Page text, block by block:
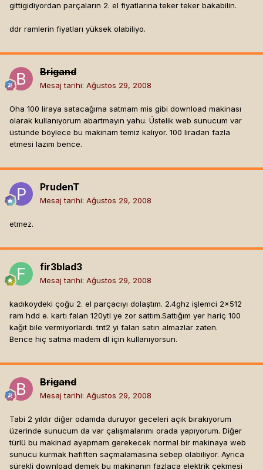
gittigidiyordan parçaların 2. el fiyatlarına teker teker bakabilin.
ddr ramlerin fiyatları yüksek olabiliyo.
Brigand
Mesaj tarihi: Ağustos 29, 2008
Oha 100 liraya satacağıma satmam mis gibi download makinası
olarak kullanıyorum abartmayın yahu. Üstelik web sunucum var
üstünde böylece bu makinam temiz kalıyor. 100 liradan fazla
etmesi lazım bence.
PrudenT
Mesaj tarihi: Ağustos 29, 2008
etmez.
fir3blad3
Mesaj tarihi: Ağustos 29, 2008
kadıkoydeki çoğu 2. el parçacıyı dolaştım. 2.4ghz işlemci 2x512
ram hdd e. kartı falan 120ytl ye zor sattım.Sattığım yer hariç 100
kağıt bile vermiyorlardı. tnt2 yi falan satın almazlar zaten.
Bence hiç satma madem dl için kullanıyorsun.
Brigand
Mesaj tarihi: Ağustos 29, 2008
Tabi 2 yıldır diğer odamda duruyor geceleri açık bırakıyorum
üzerinde sunucum da var çalışmalarımı orada yapıyorum. Diğer
türlü bu makinad ayapmam gerekecek normal bir makinaya web
sunucu kurmak hafiften saçmalamasına sebep olabiliyor. Ayrıca
sürekli download demek bu makinanın fazlaca elektrik çekmesi